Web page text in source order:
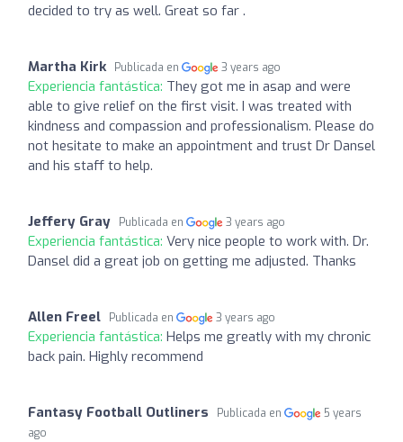
decided to try as well. Great so far .
Martha Kirk Publicada en 3 years ago
Experiencia fantástica: They got me in asap and were
able to give relief on the first visit. I was treated with
kindness and compassion and professionalism. Please do
not hesitate to make an appointment and trust Dr Dansel
and his staff to help.
Jeffery Gray Publicada en 3 years ago
Experiencia fantástica: Very nice people to work with. Dr.
Dansel did a great job on getting me adjusted. Thanks
Allen Freel Publicada en 3 years ago
Experiencia fantástica: Helps me greatly with my chronic
back pain. Highly recommend
Fantasy Football Outliners Publicada en
5 years
ago